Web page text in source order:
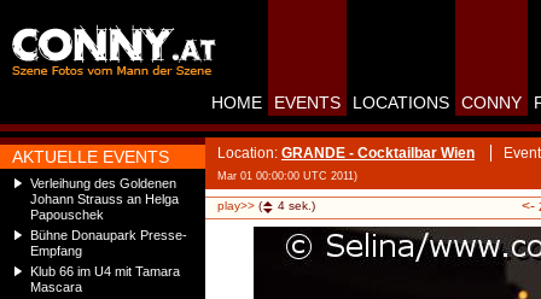
AKTUELLE EVENTS
Verleihung des Goldenen
Johann Strauss an Helga
Papouschek
Bühne Donaupark Presse-
Empfang
Klub 66 im U4 mit Tamara
Mascara
HOME EVENTS LOCATIONS CONNY
Location: GRANDE - Cocktailbar Wien
Mar 01 00:00:00 UTC 2011)
play>> ( 4 sek.) <-